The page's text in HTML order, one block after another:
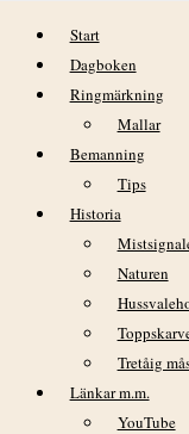
Hoppa till innehåll
Start
Dagboken
Ringmärkning
Mallar
Bemanning
Tips
Historia
Naturen
Tretåig
Länkar m.m.
YouTube
DAGBOK
–
VÄDER
Morgonen var klar
fram på
men lite begränsad